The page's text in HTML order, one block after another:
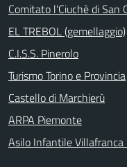
Comitato l'Ciuchè di San
EL TREBOL (gemellaggio)
C.I.S.S. Pinerolo
Turismo Torino e Provincia
Castello di Marchierù
ARPA Piemonte
Asilo Infantile